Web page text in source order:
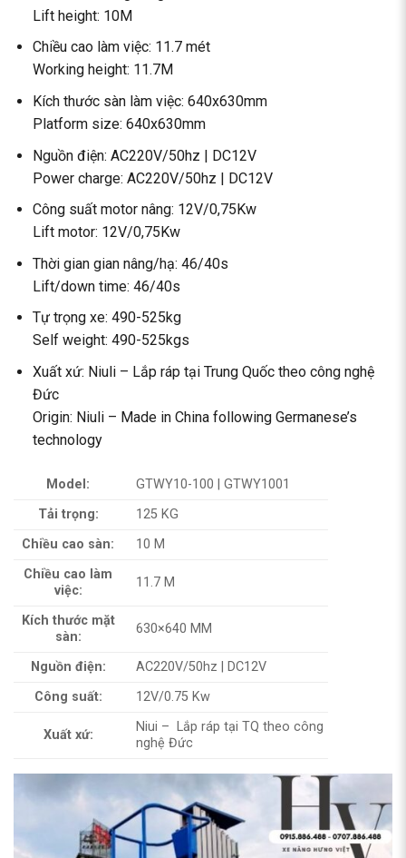
Lift height: 10M
Chiều cao làm việc: 11.7 mét
Working height: 11.7M
Kích thước sàn làm việc: 640x630mm
Platform size: 640x630mm
Nguồn điện: AC220V/50hz | DC12V
Power charge: AC220V/50hz | DC12V
Công suất motor nâng: 12V/0,75Kw
Lift motor: 12V/0,75Kw
Thời gian gian nâng/hạ: 46/40s
Lift/down time: 46/40s
Tự trọng xe: 490-525kg
Self weight: 490-525kgs
Xuất xứ: Niuli – Lắp ráp tại Trung Quốc theo công nghệ
Đức
Origin: Niuli – Made in China following Germanese’s
technology
Model:
GTWY10-100 | GTWY1001
Tải trọng:
125 KG
Chiều cao sàn:
10 M
Chiều cao làm
việc:
11.7 M
Kích thước mặt
sàn:
630×640 MM
Nguồn điện:
AC220V/50hz | DC12V
Công suất:
12V/0.75 Kw
Xuất xứ:
Niui – Lắp ráp tại TQ theo công
nghệ Đức